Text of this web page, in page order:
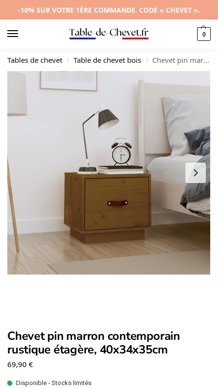
-10% SUR VOTRE 1ÈRE COMMANDE. CODE « CHEVET ».
0
Tables de chevet / Table de chevet bois / Chevet pin marron contemporain rustique étagère, 40x34x35cm
Chevet pin marron contemporain
rustique étagère, 40x34x35cm
69,90 €
Disponible - Stocks limités